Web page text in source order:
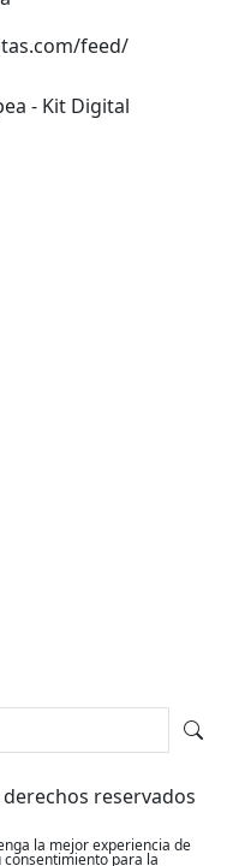
feed/
reservados
la mejor experiencia de
consentimiento para la